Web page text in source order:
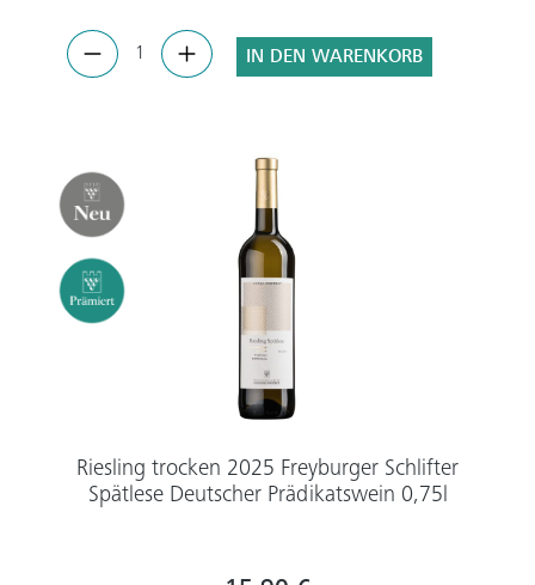
IN DEN WARENKORB
Riesling trocken 2025 Freyburger Schlifter
Spätlese Deutscher Prädikatswein 0,75l